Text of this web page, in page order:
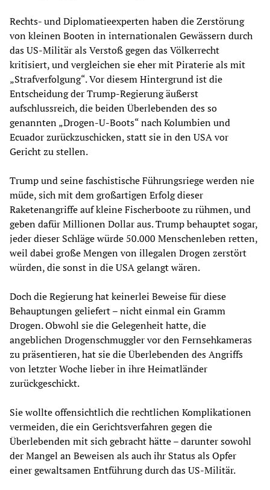
Rechts- und Diplomatieexperten haben die Zerstörung
von kleinen Booten in internationalen Gewässern durch
das US-Militär als Verstoß gegen das Völkerrecht
kritisiert, und vergleichen sie eher mit Piraterie als mit
„Strafverfolgung“. Vor diesem Hintergrund ist die
Entscheidung der Trump-Regierung äußerst
aufschlussreich, die beiden Überlebenden des so
genannten „Drogen-U-Boots“ nach Kolumbien und
Ecuador zurückzuschicken, statt sie in den USA vor
Gericht zu stellen.
Trump und seine faschistische Führungsriege werden nie
müde, sich mit dem großartigen Erfolg dieser
Raketenangriffe auf kleine Fischerboote zu rühmen, und
geben dafür Millionen Dollar aus. Trump behauptet sogar,
jeder dieser Schläge würde 50.000 Menschenleben retten,
weil dabei große Mengen von illegalen Drogen zerstört
würden, die sonst in die USA gelangt wären.
Doch die Regierung hat keinerlei Beweise für diese
Behauptungen geliefert – nicht einmal ein Gramm
Drogen. Obwohl sie die Gelegenheit hatte, die
angeblichen Drogenschmuggler vor den Fernsehkameras
zu präsentieren, hat sie die Überlebenden des Angriffs
von letzter Woche lieber in ihre Heimatländer
zurückgeschickt.
Sie wollte offensichtlich die rechtlichen Komplikationen
vermeiden, die ein Gerichtsverfahren gegen die
Überlebenden mit sich gebracht hätte – darunter sowohl
der Mangel an Beweisen als auch ihr Status als Opfer
einer gewaltsamen Entführung durch das US-Militär.